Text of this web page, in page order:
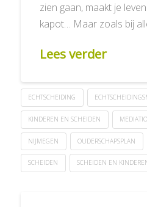
zien gaan, maakt je
kapot… Maar zoals bij
Lees verder
ECHTSCHEIDING
KINDEREN EN SCHEIDEN
NIJMEGEN OUDERSCHAPSPLAN
SCHEIDEN SCHEIDEN EN